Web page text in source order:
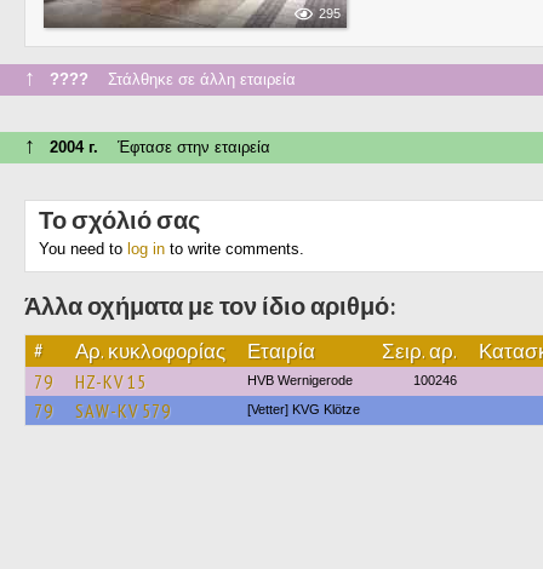
295
↑ ???? Στάλθηκε σε άλλη εταιρεία
↑ 2004 г. Έφτασε στην εταιρεία
Το σχόλιό σας
You need to log in to write comments.
Άλλα οχήματα με τον ίδιο αριθμό:
# Αρ. κυκλοφορίας Εταιρία Σειρ. αρ.
79 HZ-KV 15 HVB Wernigerode 100246
79 SAW-KV 579 [Vetter] KVG Klötze